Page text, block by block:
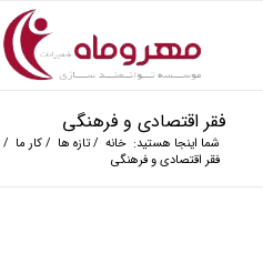
فقر اقتصادی و فرهنگی
شما اینجا هستید: خانه / تازه ها / کار ما /
فقر اقتصادی و فرهنگی